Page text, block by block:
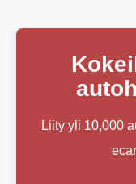
Liity yli 10,000